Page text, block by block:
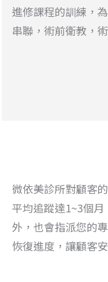
進修課程的訓練，
串聯，術前衛教，
微依美診所對顧客
平均追蹤達1~3個
外，也會指派您的
恢復進度，讓顧客